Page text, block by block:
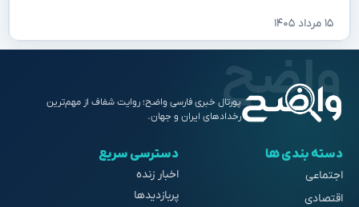
۱۵ مرداد ۱۴۰۵
پورتال خبری فارسی واضح؛ روایت شفاف از مهم‌ترین
رخدادهای ایران و جهان.
دسته بندی ها
اجتماعی
اقتصادی
دسترسی سریع
اخبار زنده
پربازدیدها